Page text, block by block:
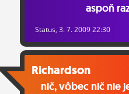
aspoň
Status, 3. 7. 2009 22:30
Richardson
nič, vôbec nič nie